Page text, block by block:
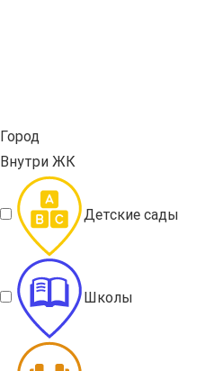
Город
Внутри ЖК
Детские сады
Школы